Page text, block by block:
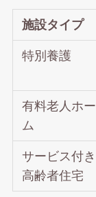
施設タイプ
特別養護
有料老人ホー
ム
サービス付き
高齢者住宅